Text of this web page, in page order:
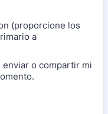
(proporcione los
a
enviar o compartir mi